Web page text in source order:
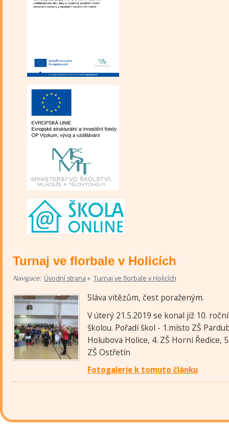
Turnaj ve florbale v Holicích
Navigace: Úvodní strana » Turnaj ve florbale v Holicích
Sláva vítězům, čest poraženým.
V úterý 21.5.2019 se konal již 10.
školou. Pořadí škol - 1.místo ZŠ
Holubova Holice, 4. ZŠ Horní Ředice,
ZŠ Ostřetín
Fotogalerie k tomuto článku